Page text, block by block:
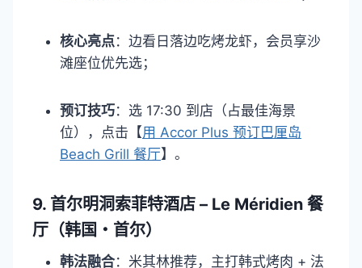
核心亮点：边看日落边吃烤龙虾，会员享沙
滩座位优先选；​
预订技巧：选 17:30 到店（占最佳海景
位），点击【用 Accor Plus 预订巴厘岛
Beach Grill 餐厅】。​
9. 首尔明洞索菲特酒店 – Le Méridien 餐
厅（韩国・首尔）​
韩法融合：米其林推荐，主打韩式烤肉 + 法